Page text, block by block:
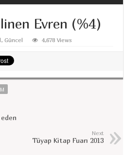
Evren (%4)
,Güncel 4,678 Views
Next
Tüyap Kitap Fuarı 2013